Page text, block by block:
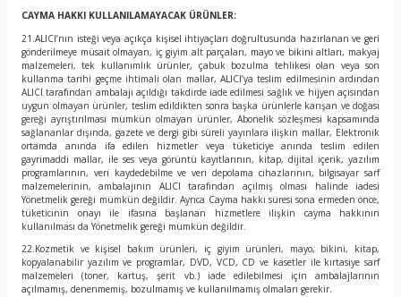
CAYMA HAKKI KULLANILAMAYACAK ÜRÜNLER:
21.ALICI’nın isteği veya açıkça kişisel ihtiyaçları doğrultusunda hazırlanan ve geri
gönderilmeye müsait olmayan, iç giyim alt parçaları, mayo ve bikini altları, makyaj
malzemeleri, tek kullanımlık ürünler, çabuk bozulma tehlikesi olan veya son
kullanma tarihi geçme ihtimali olan mallar, ALICI’ya teslim edilmesinin ardından
ALICI tarafından ambalajı açıldığı takdirde iade edilmesi sağlık ve hijyen açısından
uygun olmayan ürünler, teslim edildikten sonra başka ürünlerle karışan ve doğası
gereği ayrıştırılması mümkün olmayan ürünler, Abonelik sözleşmesi kapsamında
sağlananlar dışında, gazete ve dergi gibi süreli yayınlara ilişkin mallar, Elektronik
ortamda anında ifa edilen hizmetler veya tüketiciye anında teslim edilen
gayrimaddi mallar, ile ses veya görüntü kayıtlarının, kitap, dijital içerik, yazılım
programlarının, veri kaydedebilme ve veri depolama cihazlarının, bilgisayar sarf
malzemelerinin, ambalajının ALICI tarafından açılmış olması halinde iadesi
Yönetmelik gereği mümkün değildir. Ayrıca Cayma hakkı süresi sona ermeden önce,
tüketicinin onayı ile ifasına başlanan hizmetlere ilişkin cayma hakkının
kullanılması da Yönetmelik gereği mümkün değildir.
22.Kozmetik ve kişisel bakım ürünleri, iç giyim ürünleri, mayo, bikini, kitap,
kopyalanabilir yazılım ve programlar, DVD, VCD, CD ve kasetler ile kırtasiye sarf
malzemeleri (toner, kartuş, şerit vb.) iade edilebilmesi için ambalajlarının
açılmamış, denenmemiş, bozulmamış ve kullanılmamış olmaları gerekir.